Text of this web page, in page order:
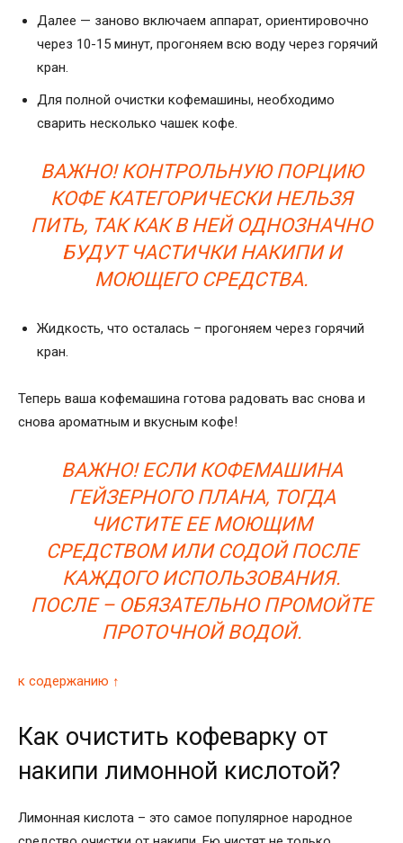
Далее — заново включаем аппарат, ориентировочно
через 10-15 минут, прогоняем всю воду через горячий
кран.
Для полной очистки кофемашины, необходимо
сварить несколько чашек кофе.
ВАЖНО! КОНТРОЛЬНУЮ ПОРЦИЮ
КОФЕ КАТЕГОРИЧЕСКИ НЕЛЬЗЯ
ПИТЬ, ТАК КАК В НЕЙ ОДНОЗНАЧНО
БУДУТ ЧАСТИЧКИ НАКИПИ И
МОЮЩЕГО СРЕДСТВА.
Жидкость, что осталась – прогоняем через горячий
кран.
Теперь ваша кофемашина готова радовать вас снова и
снова ароматным и вкусным кофе!
ВАЖНО! ЕСЛИ КОФЕМАШИНА
ГЕЙЗЕРНОГО ПЛАНА, ТОГДА
ЧИСТИТЕ ЕЕ МОЮЩИМ
СРЕДСТВОМ ИЛИ СОДОЙ ПОСЛЕ
КАЖДОГО ИСПОЛЬЗОВАНИЯ.
ПОСЛЕ – ОБЯЗАТЕЛЬНО ПРОМОЙТЕ
ПРОТОЧНОЙ ВОДОЙ.
к содержанию ↑
Как очистить кофеварку от
накипи лимонной кислотой?
Лимонная кислота – это самое популярное народное